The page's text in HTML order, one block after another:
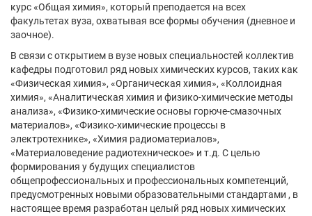
курс «Общая химия», который преподается на всех
факультетах вуза, охватывая все формы обучения (дневное и
заочное).
В связи с открытием в вузе новых специальностей коллектив
кафедры подготовил ряд новых химических курсов, таких как
«Физическая химия», «Органическая химия», «Коллоидная
химия», «Аналитическая химия и физико-химические методы
анализа», «Физико-химические основы горюче-смазочных
материалов», «Физико-химические процессы в
электротехнике», «Химия радиоматериалов»,
«Материаловедение радиотехническое» и т.д. С целью
формирования у будущих специалистов
общепрофессиональных и профессиональных компетенций,
предусмотренных новыми образовательными стандартами , в
настоящее время разработан целый ряд новых химических